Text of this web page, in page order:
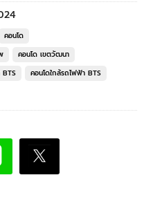
คอนโด
คอนโด เขตวัฒนา
คอนโดใกล้รถไฟฟ้า BTS